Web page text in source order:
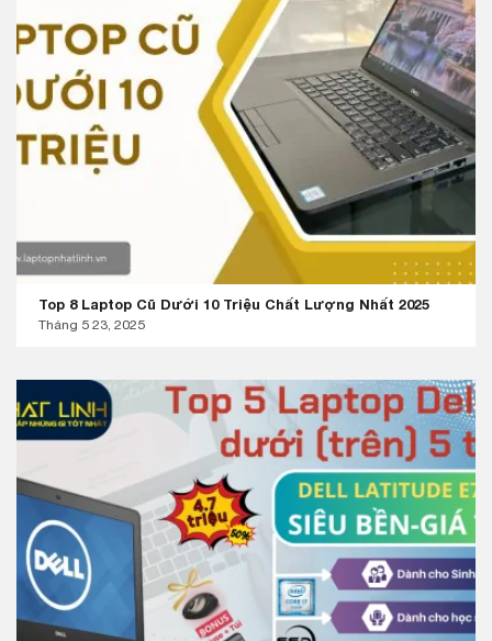
Top 8 Laptop Cũ Dưới 10 Triệu Chất Lượng Nhất 2025
Tháng 5 23, 2025